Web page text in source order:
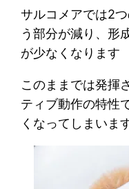
サルコメアでは2
う部分が減り、形
が少なくなります
このままでは発揮
ティブ動作の特性
くなってしまいま